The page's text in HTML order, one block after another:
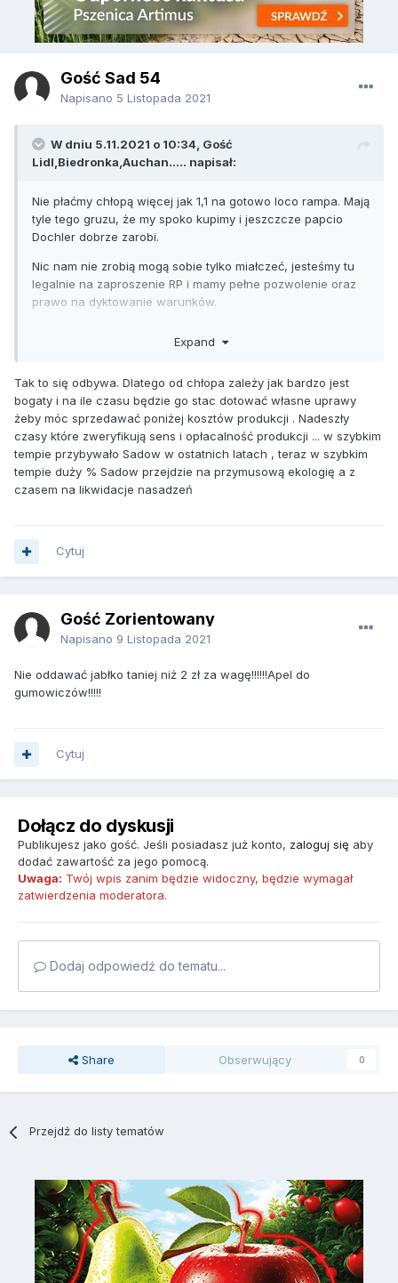
Gość Sad 54
Napisano 5 Listopada 2021
W dniu 5.11.2021 o 10:34, Gość
Lidl,Biedronka,Auchan..... napisał:
Nie płaćmy chłopą więcej jak 1,1 na gotowo loco rampa. Mają
tyle tego gruzu, że my spoko kupimy i jeszczcze papcio
Dochler dobrze zarobi.
Nic nam nie zrobią mogą sobie tylko miałczeć, jesteśmy tu
legalnie na zaproszenie RP i mamy pełne pozwolenie oraz
prawo na dyktowanie warunków.
Expand
Tak to się odbywa. Dlatego od chłopa zależy jak bardzo jest
bogaty i na ile czasu będzie go stac dotować własne uprawy
żeby móc sprzedawać poniżej kosztów produkcji . Nadeszły
czasy które zweryfikują sens i opłacalność produkcji ... w szybkim
tempie przybywało Sadow w ostatnich latach , teraz w szybkim
tempie duży % Sadow przejdzie na przymusową ekologię a z
czasem na likwidacje nasadzeń
Cytuj
Gość Zorientowany
Napisano 9 Listopada 2021
Nie oddawać jabłko taniej niż 2 zł za wagę!!!!!!Apel do
gumowiczów!!!!!
Cytuj
Dołącz do dyskusji
Publikujesz jako gość. Jeśli posiadasz już konto, zaloguj się aby
dodać zawartość za jego pomocą.
Uwaga: Twój wpis zanim będzie widoczny, będzie wymagał
zatwierdzenia moderatora.
Dodaj odpowiedź do tematu...
Share Obserwujący 0
Przejdź do listy tematów